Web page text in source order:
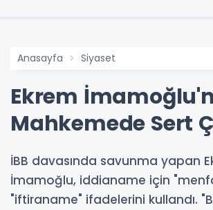
Anasayfa Siyaset
Ekrem
Mahkemede Sert
İBB davasında savunma yapan
İmamoğlu, iddianame için
"iftiraname" ifadelerini kullandı.